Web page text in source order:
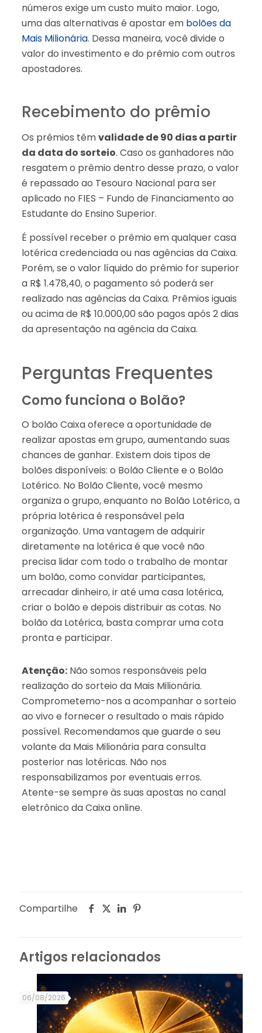
números exige um custo muito maior. Logo,
uma das alternativas é apostar em bolões da
Mais Milionária. Dessa maneira, você divide o
valor do investimento e do prêmio com outros
apostadores.
Recebimento do prêmio
Os prêmios têmvalidade de 90 dias a partir
da data do sorteio. Caso os ganhadores não
resgatem o prêmio dentro desse prazo, o valor
é repassado ao Tesouro Nacional para ser
aplicado no FIES – Fundo de Financiamento ao
Estudante do Ensino Superior.
É possível receber o prêmio em qualquer casa
lotérica credenciada ou nas agências da Caixa.
Porém, se o valor líquido do prêmio for superior
a R$ 1.478,40, o pagamento só poderá ser
realizado nas agências da Caixa. Prêmios iguais
ou acima de R$ 10.000,00 são pagos após 2 dias
da apresentação na agência da Caixa.
Perguntas Frequentes
Como funciona o Bolão?
O bolão Caixa oferece a oportunidade de
realizar apostas em grupo, aumentando suas
chances de ganhar. Existem dois tipos de
bolões disponíveis: o Bolão Cliente e o Bolão
Lotérico. No Bolão Cliente, você mesmo
organiza o grupo, enquanto no Bolão Lotérico, a
própria lotérica é responsável pela
organização. Uma vantagem de adquirir
diretamente na lotérica é que você não
precisa lidar com todo o trabalho de montar
um bolão, como convidar participantes,
arrecadar dinheiro, ir até uma casa lotérica,
criar o bolão e depois distribuir as cotas. No
bolão da Lotérica, basta comprar uma cota
pronta e participar.
Atenção:Não somos responsáveis pela
realização do sorteio da Mais Milionária.
Comprometemo-nos a acompanhar o sorteio
ao vivo e fornecer o resultado o mais rápido
possível. Recomendamos que guarde o seu
volante da Mais Milionária para consulta
posterior nas lotéricas. Não nos
responsabilizamos por eventuais erros.
Atente-se sempre às suas apostas no canal
eletrônico da Caixa online.
Compartilhe
Artigos relacionados
06/08/2026